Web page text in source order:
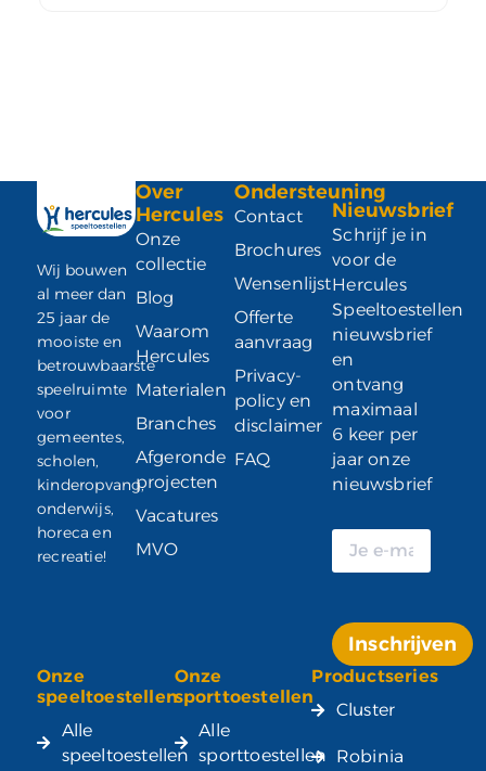
Wij bouwen
al meer dan
25 jaar de
mooiste en
betrouwbaarste
speelruimte
voor
gemeentes,
scholen,
kinderopvang,
onderwijs,
horeca en
recreatie!
Over
Hercules
Onze
collectie
Blog
Waarom
Hercules
Materialen
Branches
Afgeronde
projecten
Vacatures
MVO
Ondersteuning
Contact
Brochures
Wensenlijst
Offerte
aanvraag
Privacy-
policy en
disclaimer
FAQ
Nieuwsbrief
Schrijf je in
voor de
Hercules
Speeltoestellen
nieuwsbrief
en
ontvang
maximaal
6 keer per
jaar onze
nieuwsbrief
Inschrijven
Alternative:
Onze
speeltoestellen
Alle
speeltoestellen
Onze
sporttoestellen
Alle
sporttoestellen
Productseries
Cluster
Robinia